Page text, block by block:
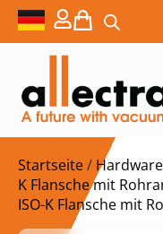
Startseite/ Hardware
K Flansche mit
ISO-K Flansche mit